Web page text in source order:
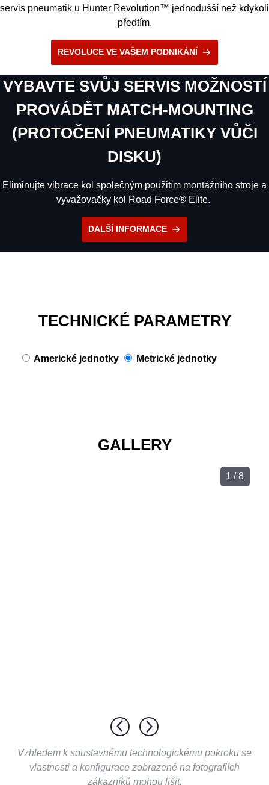
servis pneumatik u Hunter Revolution™ jednodušší než kdykoli
předtím.
REVOLUCE VE VAŠEM PODNIKÁNÍ
VYBAVTE SVŮJ SERVIS MOŽNOSTÍ
PROVÁDĚT MATCH-MOUNTING
(PROTOČENÍ PNEUMATIKY VŮČI
DISKU)
Eliminujte vibrace kol společným použitím montážního stroje a
vyvažovačky kol Road Force® Elite.
DALŠÍ INFORMACE
TECHNICKÉ PARAMETRY
Americké jednotky Metrické jednotky
GALLERY
1 / 8
Vzhledem k soustavnému technologickému pokroku se
vlastnosti a konfigurace zobrazené na fotografiích
zákazníků mohou lišit.